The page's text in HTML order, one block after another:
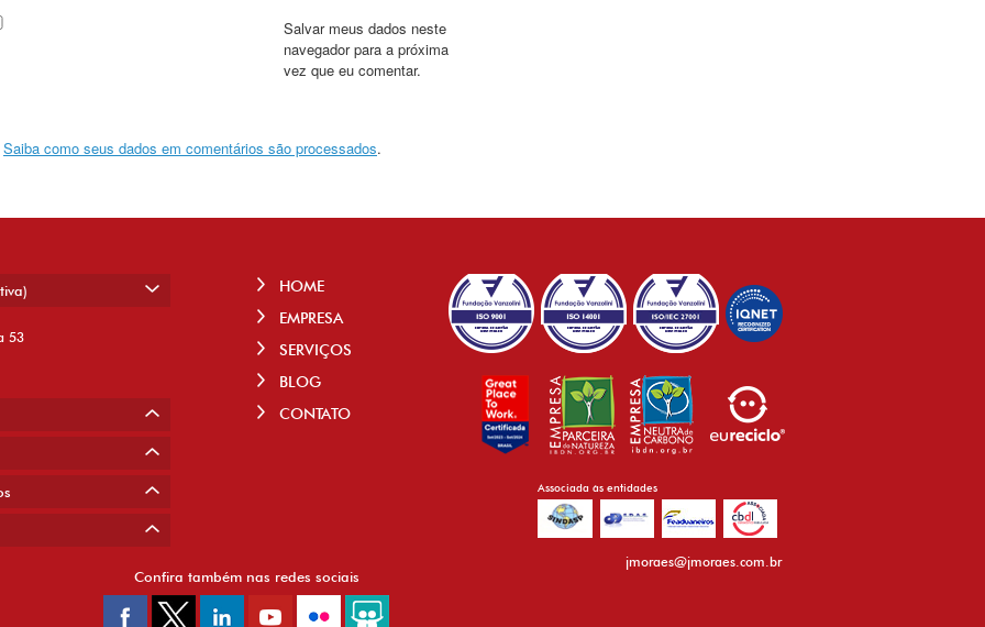
Salvar meus dados neste
navegador para a próxima
vez que eu comentar.
Saiba como seus dados em comentários são processados.
53
HOME
EMPRESA
SERVIÇOS
BLOG
CONTATO
Associada às entidades
jmoraes@jmoraes.com.br
Confira também nas redes sociais